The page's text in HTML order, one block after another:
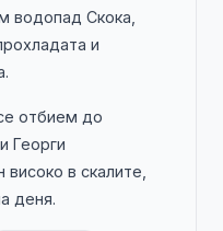
водопад Скока,
и
отбием до
Георги
в скалите,
деня.